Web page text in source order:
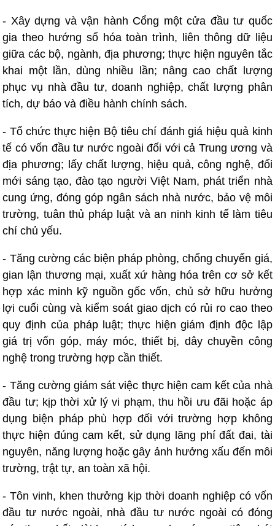
- Xây dựng và vận hành Cổng một cửa đầu tư quốc
gia theo hướng số hóa toàn trình, liên thông dữ liệu
giữa các bộ, ngành, địa phương; thực hiện nguyên tắc
khai một lần, dùng nhiều lần; nâng cao chất lượng
phục vụ nhà đầu tư, doanh nghiệp, chất lượng phân
tích, dự báo và điều hành chính sách.
- Tổ chức thực hiện Bộ tiêu chí đánh giá hiệu quả kinh
tế có vốn đầu tư nước ngoài đối với cả Trung ương và
địa phương; lấy chất lượng, hiệu quả, công nghệ, đổi
mới sáng tạo, đào tạo người Việt Nam, phát triển nhà
cung ứng, đóng góp ngân sách nhà nước, bảo vệ môi
trường, tuân thủ pháp luật và an ninh kinh tế làm tiêu
chí chủ yếu.
- Tăng cường các biện pháp phòng, chống chuyển giá,
gian lận thương mại, xuất xứ hàng hóa trên cơ sở kết
hợp xác minh kỹ nguồn gốc vốn, chủ sở hữu hưởng
lợi cuối cùng và kiểm soát giao dịch có rủi ro cao theo
quy định của pháp luật; thực hiện giám định độc lập
giá trị vốn góp, máy móc, thiết bị, dây chuyền công
nghệ trong trường hợp cần thiết.
- Tăng cường giám sát việc thực hiện cam kết của nhà
đầu tư; kịp thời xử lý vi phạm, thu hồi ưu đãi hoặc áp
dụng biện pháp phù hợp đối với trường hợp không
thực hiện đúng cam kết, sử dụng lãng phí đất đai, tài
nguyên, năng lượng hoặc gây ảnh hưởng xấu đến môi
trường, trật tự, an toàn xã hội.
- Tôn vinh, khen thưởng kịp thời doanh nghiệp có vốn
đầu tư nước ngoài, nhà đầu tư nước ngoài có đóng